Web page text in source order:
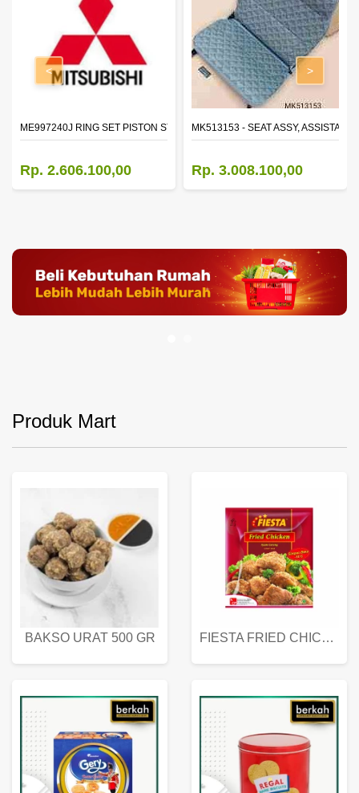
LH
ME997240J RING SET PISTON STD
Rp. 2.606.100,00
MK513153 - SEAT ASSY, ASSISTANT
Rp. 3.008.100,00
< >
Produk Mart
BAKSO URAT 500 GR FIESTA FRIED CHICKEN 500 GR